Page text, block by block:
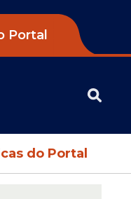
Portal
do Portal